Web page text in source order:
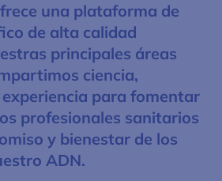
una plataforma de
de alta calidad
principales áreas
ciencia,
para fomentar
profesionales sanitarios
y bienestar de los
ADN.